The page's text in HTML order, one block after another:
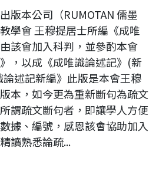
版本公司（RUMOTAN 儒墨
學會 王穆提居士所編《成唯
該會加入科判，並參酌本會
，以成《成唯識論述記》(新
述記新編》此版是本會王穆
本，如今更為重新斷句為疏文
謂疏文斷句者，即讓學人方便
據、編號，感恩該會協助加入
讀熟悉論疏...